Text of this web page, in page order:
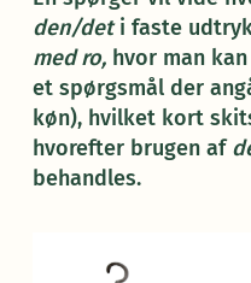
den/deti faste
med ro,hvor man kan
et spørgsmål der
køn), hvilket kort
hvorefter brugen af
behandles.